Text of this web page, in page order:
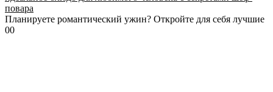
повара
Планируете романтический ужин? Откройте для себя лучшие
00